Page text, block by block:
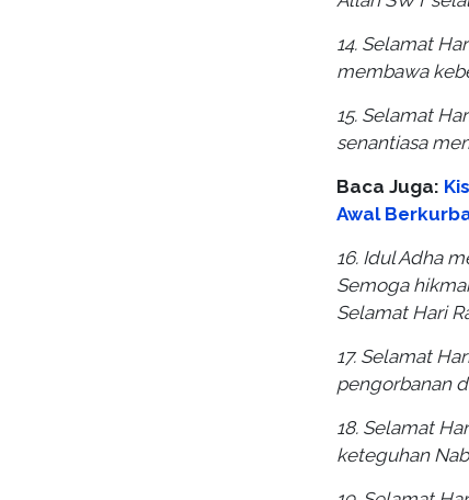
14. Selamat
membawa
15. Selamat
senantiasa
Baca Juga:
Awal
16. Idul Adha
Semoga
Selamat Hari
17. Selamat
pengorbanan
18. Selamat
keteguhan